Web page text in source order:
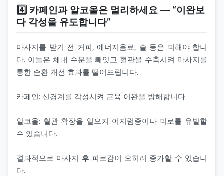
4️⃣ 카페인과 알코올은 멀리하세요 — “이완보
다 각성을 유도합니다”
마사지를 받기 전 커피, 에너지음료, 술 등은 피해야 합니
다. 이들은 체내 수분을 빼앗고 혈관을 수축시켜 마사지를
통한 순환 개선 효과를 떨어뜨립니다.
카페인: 신경계를 각성시켜 근육 이완을 방해합니다.
알코올: 혈관 확장을 일으켜 어지럼증이나 피로를 유발할
수 있습니다.
결과적으로 마사지 후 피로감이 오히려 증가할 수 있습니
다.